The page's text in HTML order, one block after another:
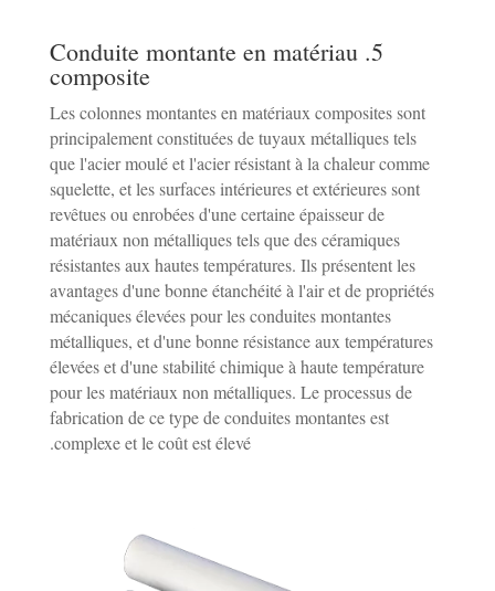
5. Conduite montante en matériau
composite
Les colonnes montantes en matériaux composites sont
principalement constituées de tuyaux métalliques tels
que l'acier moulé et l'acier résistant à la chaleur comme
squelette, et les surfaces intérieures et extérieures sont
revêtues ou enrobées d'une certaine épaisseur de
matériaux non métalliques tels que des céramiques
résistantes aux hautes températures. Ils présentent les
avantages d'une bonne étanchéité à l'air et de propriétés
mécaniques élevées pour les conduites montantes
métalliques, et d'une bonne résistance aux températures
élevées et d'une stabilité chimique à haute température
pour les matériaux non métalliques. Le processus de
fabrication de ce type de conduites montantes est
complexe et le coût est élevé.